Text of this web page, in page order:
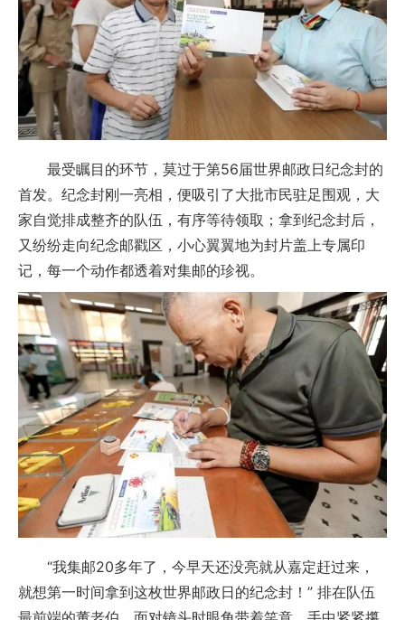
最受瞩目的环节，莫过于第56届世界邮政日纪念封的
首发。纪念封刚一亮相，便吸引了大批市民驻足围观，大
家自觉排成整齐的队伍，有序等待领取；拿到纪念封后，
又纷纷走向纪念邮戳区，小心翼翼地为封片盖上专属印
记，每一个动作都透着对集邮的珍视。
“我集邮20多年了，今早天还没亮就从嘉定赶过来，
就想第一时间拿到这枚世界邮政日的纪念封！” 排在队伍